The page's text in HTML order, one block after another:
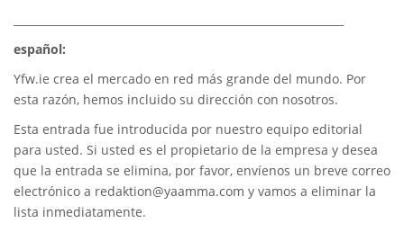
español:
Yfw.ie crea el mercado en red más grande del mundo. Por
esta razón, hemos incluido su dirección con nosotros.
Esta entrada fue introducida por nuestro equipo editorial
para usted. Si usted es el propietario de la empresa y desea
que la entrada se elimina, por favor, envíenos un breve correo
electrónico a redaktion@yaamma.com y vamos a eliminar la
lista inmediatamente.